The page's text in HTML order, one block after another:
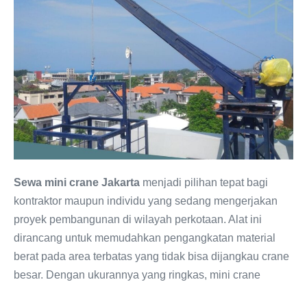
Sewa mini crane Jakarta menjadi pilihan tepat bagi
kontraktor maupun individu yang sedang mengerjakan
proyek pembangunan di wilayah perkotaan. Alat ini
dirancang untuk memudahkan pengangkatan material
berat pada area terbatas yang tidak bisa dijangkau crane
besar. Dengan ukurannya yang ringkas, mini crane